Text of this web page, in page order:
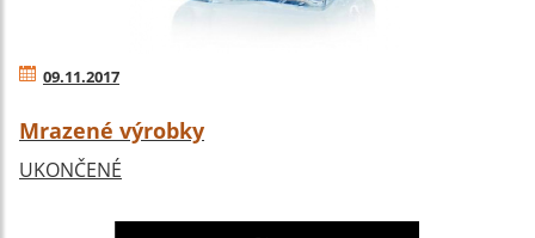
09.11.2017
Mrazené výrobky
UKONČENÉ